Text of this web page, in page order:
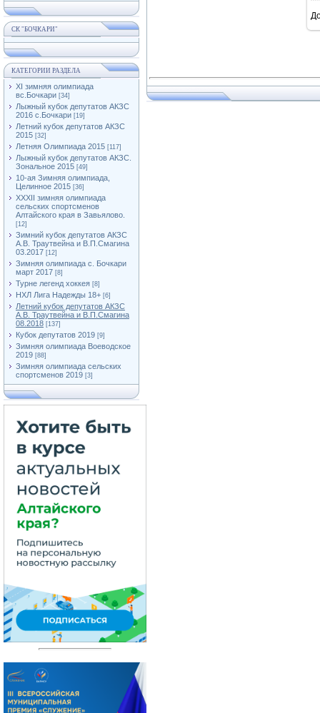
СК "БОЧКАРИ"
КАТЕГОРИИ РАЗДЕЛА
XI зимняя олимпиада
вс.Бочкари [34]
Лыжный кубок депутатов АКЗС
2016 с.Бочкари [19]
Летний кубок депутатов АКЗС
2015 [32]
Летняя Олимпиада 2015 [117]
Лыжный кубок депутатов АКЗС.
Зональное 2015 [49]
10-ая Зимняя олимпиада,
Целинное 2015 [36]
XXXII зимняя олимпиада
сельских спортсменов
Алтайского края в Завьялово.
[12]
Зимний кубок депутатов АКЗС
А.В. Траутвейна и В.П.Смагина
03.2017 [12]
Зимняя олимпиада с. Бочкари
март 2017 [8]
Турне легенд хоккея [8]
НХЛ Лига Надежды 18+ [6]
Летний кубок депутатов АКЗС
А.В. Траутвейна и В.П.Смагина
08.2018 [137]
Кубок депутатов 2019 [9]
Зимняя олимпиада Воеводское
2019 [88]
Зимняя олимпиада сельских
спортсменов 2019 [3]